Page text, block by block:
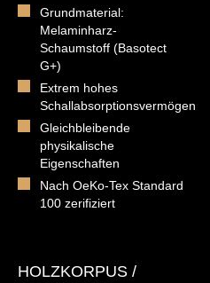
Grundmaterial:
Melaminharz-
Schaumstoff (Basotect
G+)
Extrem hohes
Schallabsorptionsvermögen
Gleichbleibende
physikalische
Eigenschaften
Nach OeKo-Tex Standard
100 zerifiziert
HOLZKORPUS /